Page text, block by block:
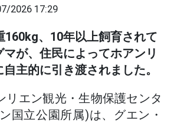
2026 17:29
160kg、10年以上飼育されて
が、住民によってホアンリ
主的に引き渡されました。
リエン観光・生物保護センタ
国立公園所属)は、グエン・